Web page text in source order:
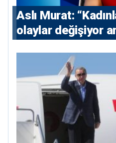
Aslı Murat:
olaylar değişiyor